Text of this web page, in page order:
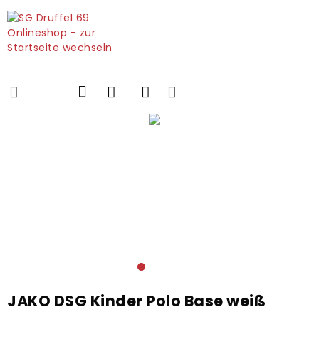
JAKO DSG Kinder Polo Base weiß